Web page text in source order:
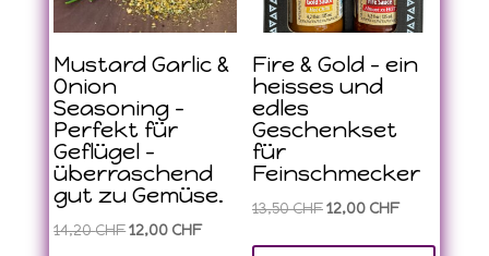
Mustard Garlic &
Onion
Seasoning –
Perfekt für
Geflügel –
überraschend
gut zu Gemüse.
14,20CHFUrsprünglicher
12,00 CHFAktueller
Fire & Gold – ein
heisses und
edles
Geschenkset
für
Feinschmecker
13,50CHFUrsprünglicher
12,00 CHFAktueller